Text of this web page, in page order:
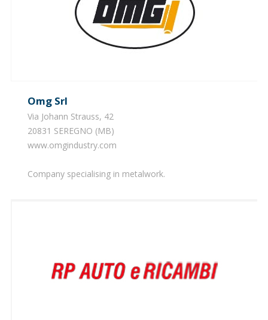
Omg Srl
Via Johann Strauss, 42
20831 SEREGNO (MB)
www.omgindustry.com
Company specialising in metalwork.